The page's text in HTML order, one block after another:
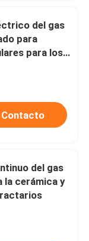
del gas
para
para los
Contacto
del gas
la cerámica y